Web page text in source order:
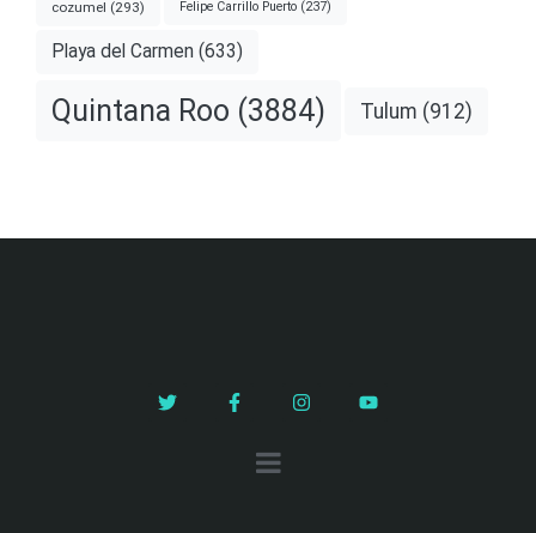
cozumel (293) Felipe Carrillo Puerto (237)
Playa del Carmen (633)
Quintana Roo (3884) Tulum (912)